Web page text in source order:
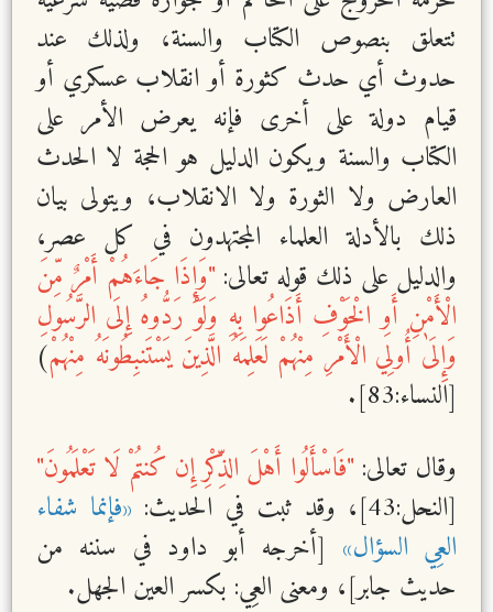
تتعلق بنصوص الكتاب والسنة، ولذلك عند
حدوث أي حدث كثورة أو انقلاب عسكري أو
قيام دولة على أخرى فإنه يعرض الأمر على
الكتاب والسنة ويكون الدليل هو الحجة لا الحدث
العارض ولا الثورة ولا الانقلاب، ويتولى بيان
ذلك بالأدلة العلماء المجتهدون في كل عصر،
والدليل على ذلك قوله تعالى: "وَإِذَا جَاءَهُمْ أَمْرٌ مِّنَ
الْأَمْنِ أَوِ الْخَوْفِ أَذَاعُوا بِهِ وَلَوْ رَدُّوهُ إِلَى الرَّسُولِ
وَإِلَىٰ أُولِي الْأَمْرِ مِنْهُمْ لَعَلِمَهُ الَّذِينَ يَسْتَنبِطُونَهُ مِنْهُمْ)
[النساء:83].
وقال تعالى: "فَاسْأَلُوا أَهْلَ الذِّكْرِ إِن كُنتُمْ لَا تَعْلَمُونَ"
[النحل:43]، وقد ثبت في الحديث:
«فإنما شفاء
العِي السؤال» [أخرجه أبو داود في سننه من
حديث جابر]، ومعنى العِي: بكسر العين الجهل.